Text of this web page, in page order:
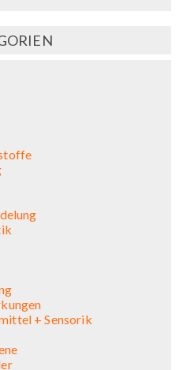
+ Sensorik